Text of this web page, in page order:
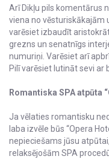
Arī Dikļu pils komentārus
viena no vēsturiskākajām
varēsiet izbaudīt
grezns un senatnīgs
numuriņi. Varēsiet arī
Pilī varēsiet lutināt sevi ar
Romantiska SPA atpūta
Ja vēlaties romantisku
laba izvēle būs “Opera
nepieciešams jūsu
relaksējošām SPA